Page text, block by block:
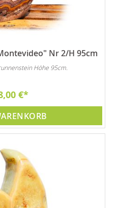
Nr 2/H 95cm
Höhe 95cm.
€